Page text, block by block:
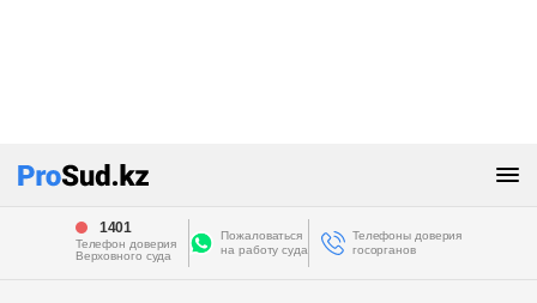
1401
Телефон доверия
Верховного суда
Пожаловаться
на работу суда
Телефоны доверия
госорганов